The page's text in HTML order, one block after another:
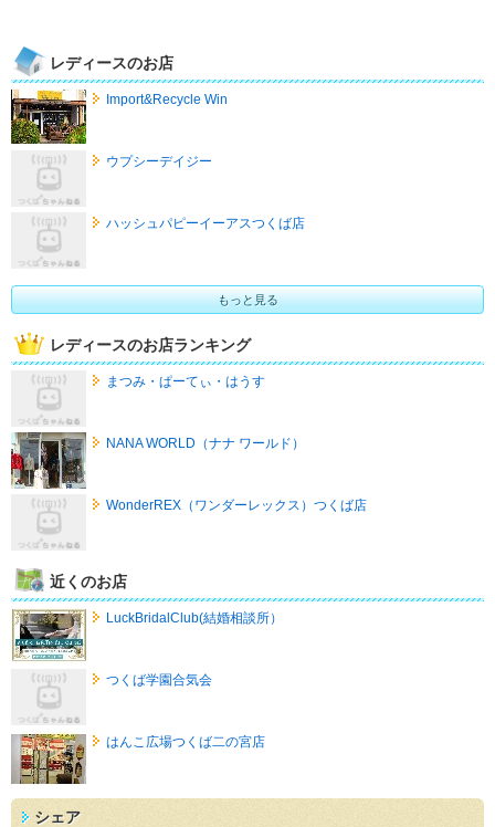
レディースのお店
Import&Recycle Win
ウプシーデイジー
ハッシュパピーイーアスつくば店
もっと見る
レディースのお店ランキング
まつみ・ぱーてぃ・はうす
NANA WORLD（ナナ ワールド）
WonderREX（ワンダーレックス）つくば店
近くのお店
LuckBridalClub(結婚相談所）
つくば学園合気会
はんこ広場つくば二の宮店
シェア